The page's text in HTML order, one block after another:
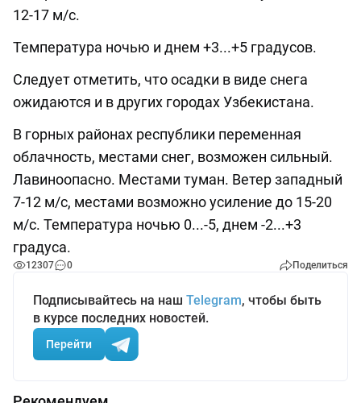
12-17 м/с.
Температура ночью и днем +3...+5 градусов.
Следует отметить, что осадки в виде снега
ожидаются и в других городах Узбекистана.
В горных районах республики переменная
облачность, местами снег, возможен сильный.
Лавиноопасно. Местами туман. Ветер западный
7-12 м/с, местами возможно усиление до 15-20
м/с. Температура ночью 0...-5, днем -2...+3
градуса.
12307 0 Поделиться
Подписывайтесь на наш Telegram, чтобы быть
в курсе последних новостей.
Перейти